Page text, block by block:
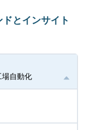
とインサイト
自動化